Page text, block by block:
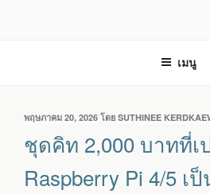
เมนู
เขียน
ที่
พฤษภาคม 20, 2026 โดย SUTHINEE
ชุดคิท 2,000 บาทที่เ
Raspberry Pi 4/5 เ